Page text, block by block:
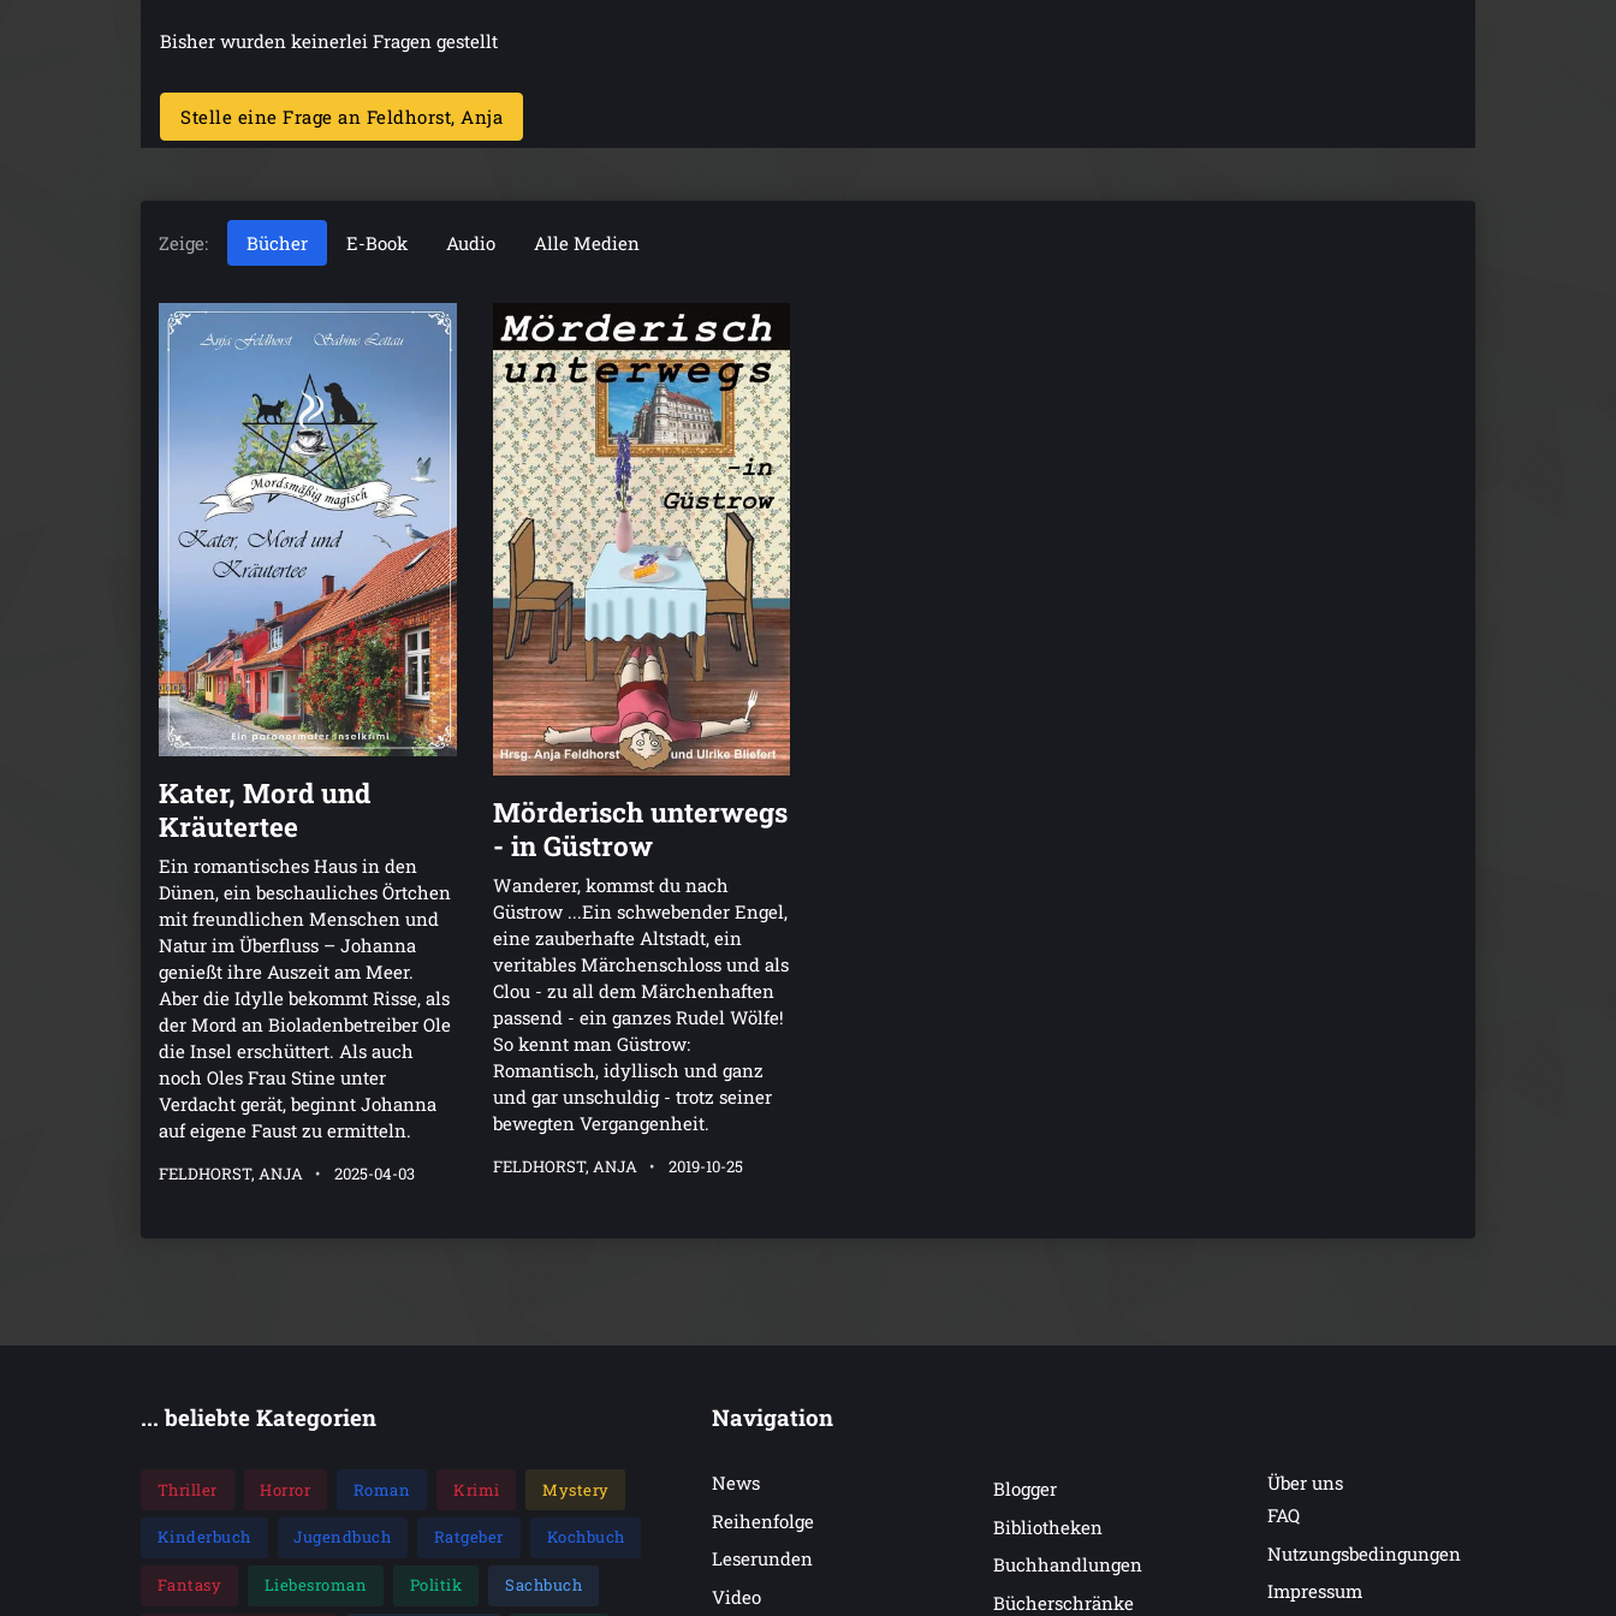
Bisher wurden keinerlei Fragen gestellt
Stelle eine Frage an Feldhorst, Anja
Zeige: Bücher E-Book Audio Alle Medien
Kater, Mord und
Kräutertee
Ein romantisches Haus in den
Dünen, ein beschauliches Örtchen
mit freundlichen Menschen und
Natur im Überfluss – Johanna
genießt ihre Auszeit am Meer.
Aber die Idylle bekommt Risse, als
der Mord an Bioladenbetreiber Ole
die Insel erschüttert. Als auch
noch Oles Frau Stine unter
Verdacht gerät, beginnt Johanna
auf eigene Faust zu ermitteln.
FELDHORST, ANJA 2025-04-03
Mörderisch unterwegs
- in Güstrow
Wanderer, kommst du nach
Güstrow ...Ein schwebender Engel,
eine zauberhafte Altstadt, ein
veritables Märchenschloss und als
Clou - zu all dem Märchenhaften
passend - ein ganzes Rudel Wölfe!
So kennt man Güstrow:
Romantisch, idyllisch und ganz
und gar unschuldig - trotz seiner
bewegten Vergangenheit.
FELDHORST, ANJA 2019-10-25
... beliebte Kategorien
Thriller Horror Roman Krimi Mystery
Kinderbuch Jugendbuch Ratgeber Kochbuch
Fantasy Liebesroman Politik Sachbuch
Navigation
News
Reihenfolge
Leserunden
Video
Blogger
Bibliotheken
Buchhandlungen
Bücherschränke
Über uns
FAQ
Nutzungsbedingungen
Impressum